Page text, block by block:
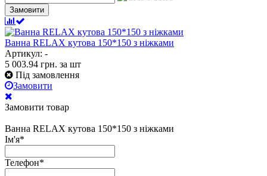
Замовити
Ванна RELAX кутова 150*150 з ніжками
Артикул: -
5 003.94 грн. за шт
Під замовлення
Замовити
Замовити товар
Ванна RELAX кутова 150*150 з ніжками
Ім'я*
Телефон*